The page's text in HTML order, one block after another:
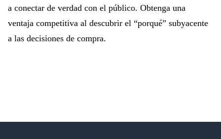
a conectar de verdad con el público. Obtenga una
ventaja competitiva al descubrir el “porqué” subyacente
a las decisiones de compra.